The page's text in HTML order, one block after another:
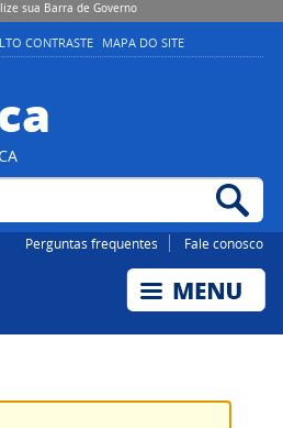
sua Barra de Governo
CONTRASTE MAPA DO SITE
Perguntas frequentes Fale conosco